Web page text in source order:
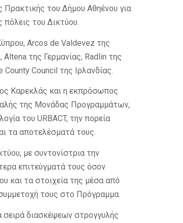
του Δήμου Αθηένου για
πόλεις του Δικτύου.
Arcos de Valdevez της
της Γερμανίας, Radlin της
Council της Ιρλανδίας.
Καρεκλάς και η εκπρόσωπος
της Μονάδας Προγραμμάτων,
του URBACT, την πορεία
τα αποτελέσματά τους.
με συντονίστρια την
επιτεύγματά τους όσον
και τα στοιχεία της μέσα από
τους στο Πρόγραμμα.
σειρά διασκέψεων στρογγυλής